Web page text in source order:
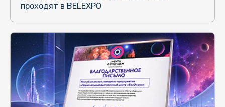
проходят в BELEXPO